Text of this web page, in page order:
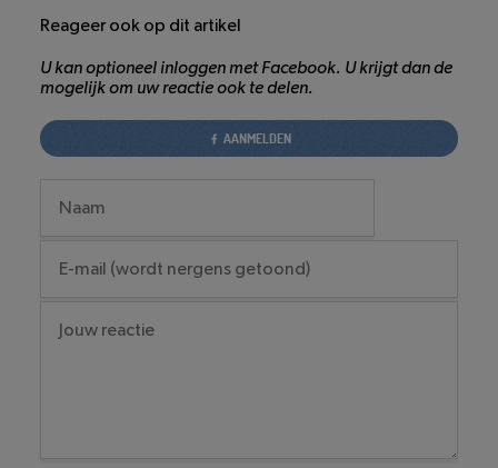
Reageer ook op dit artikel
U kan optioneel inloggen met Facebook. U krijgt dan de
mogelijk om uw reactie ook te delen.
AANMELDEN